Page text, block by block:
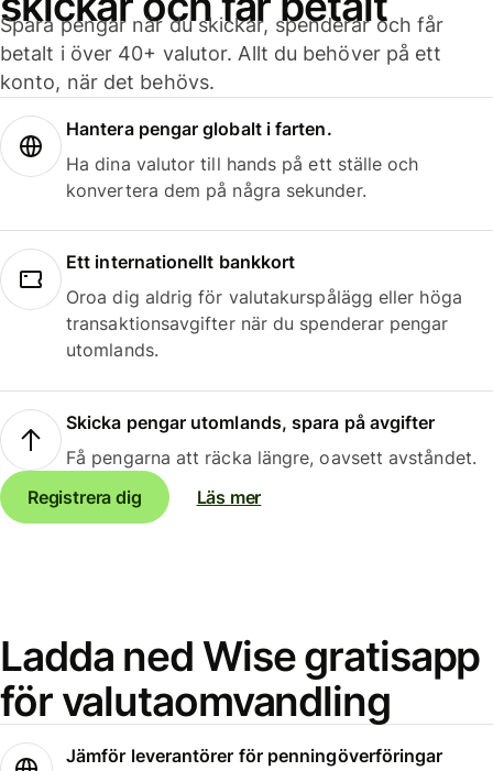
Spara pengar när du skickar, spenderar och får
betalt i över 40+ valutor. Allt du behöver på ett
konto, när det behövs.
Hantera pengar globalt i farten.
Ha dina valutor till hands på ett ställe och
konvertera dem på några sekunder.
Ett internationellt bankkort
Oroa dig aldrig för valutakurspålägg eller höga
transaktionsavgifter när du spenderar pengar
utomlands.
Skicka pengar utomlands, spara på avgifter
Få pengarna att räcka längre, oavsett avståndet.
Registrera dig
Läs mer
Ladda ned Wise gratisapp
för valutaomvandling
Jämför leverantörer för penningöverföringar